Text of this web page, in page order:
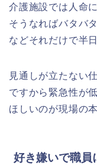
介護施設では人命
そうなればバタバ
などそれだけで半
見通しが立たない
ですから緊急性が
ほしいのが現場の
好き嫌いで職員